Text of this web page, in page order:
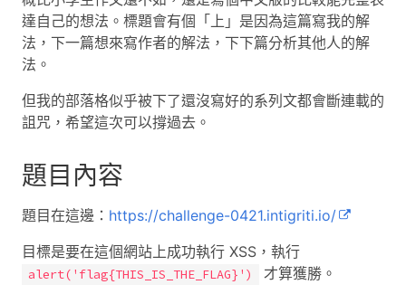
達自己的想法。標題會有個「上」是因為這篇寫我的解
法，下一篇想來寫作者的解法，下下篇分析其他人的解
法。
但我的部落格似乎被下了還沒寫好的系列文都會斷連載的
詛咒，希望這次可以撐過去。
題目內容
題目在這邊： https://challenge-0421.intigriti.io/
目標是要在這個網站上成功執行 XSS，執行
alert('flag{THIS_IS_THE_FLAG}')
才算獲勝。